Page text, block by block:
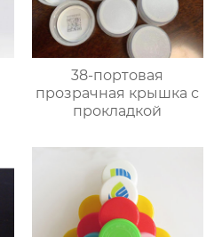
38-портовая
прозрачная крышка с
прокладкой